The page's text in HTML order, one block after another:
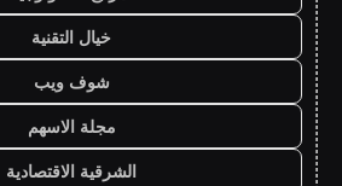
خيال التقنية
شوف ويب
مجلة الاسهم
الشرقية الاقتصادية